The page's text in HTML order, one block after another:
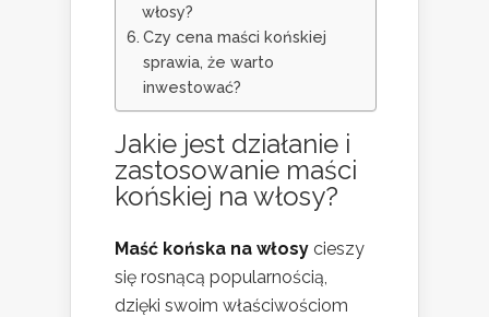
włosy?
Czy cena maści końskiej
sprawia, że warto
inwestować?
Jakie jest działanie i
zastosowanie maści
końskiej na włosy?
Maść końska na włosy cieszy
się rosnącą popularnością,
dzięki swoim właściwościom